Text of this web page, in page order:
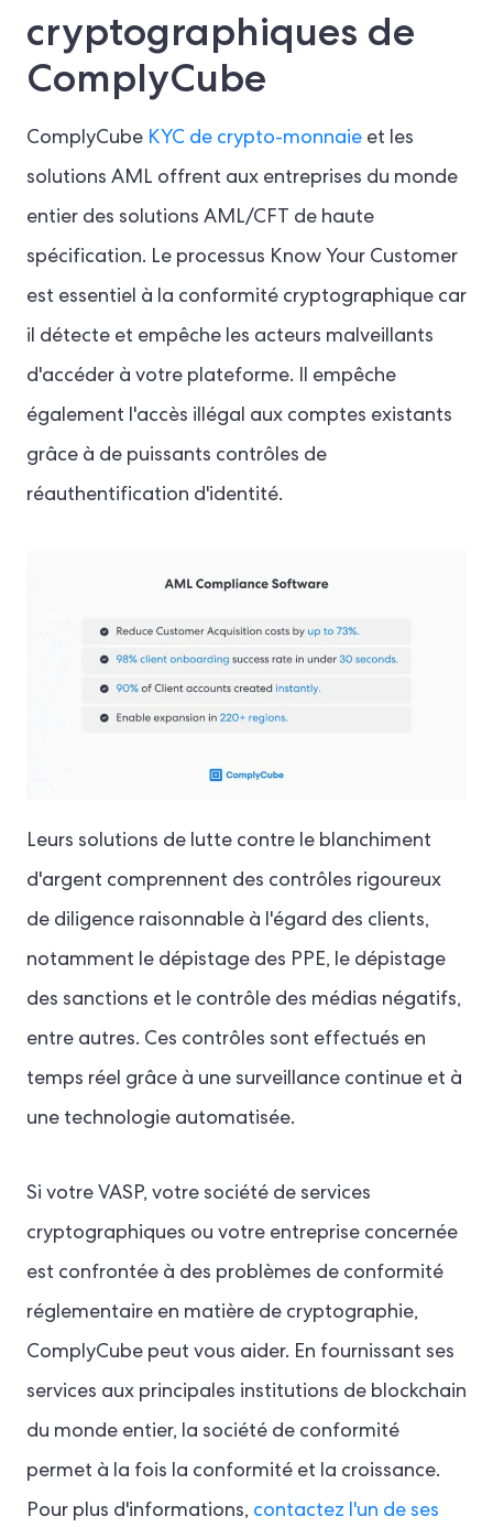
cryptographiques de
ComplyCube
ComplyCube KYC de crypto-monnaie et les
solutions AML offrent aux entreprises du monde
entier des solutions AML/CFT de haute
spécification. Le processus Know Your Customer
est essentiel à la conformité cryptographique car
il détecte et empêche les acteurs malveillants
d'accéder à votre plateforme. Il empêche
également l'accès illégal aux comptes existants
grâce à de puissants contrôles de
réauthentification d'identité.
Leurs solutions de lutte contre le blanchiment
d'argent comprennent des contrôles rigoureux
de diligence raisonnable à l'égard des clients,
notamment le dépistage des PPE, le dépistage
des sanctions et le contrôle des médias négatifs,
entre autres. Ces contrôles sont effectués en
temps réel grâce à une surveillance continue et à
une technologie automatisée.
Si votre VASP, votre société de services
cryptographiques ou votre entreprise concernée
est confrontée à des problèmes de conformité
réglementaire en matière de cryptographie,
ComplyCube peut vous aider. En fournissant ses
services aux principales institutions de blockchain
du monde entier, la société de conformité
permet à la fois la conformité et la croissance.
Pour plus d'informations, contactez l'un de ses